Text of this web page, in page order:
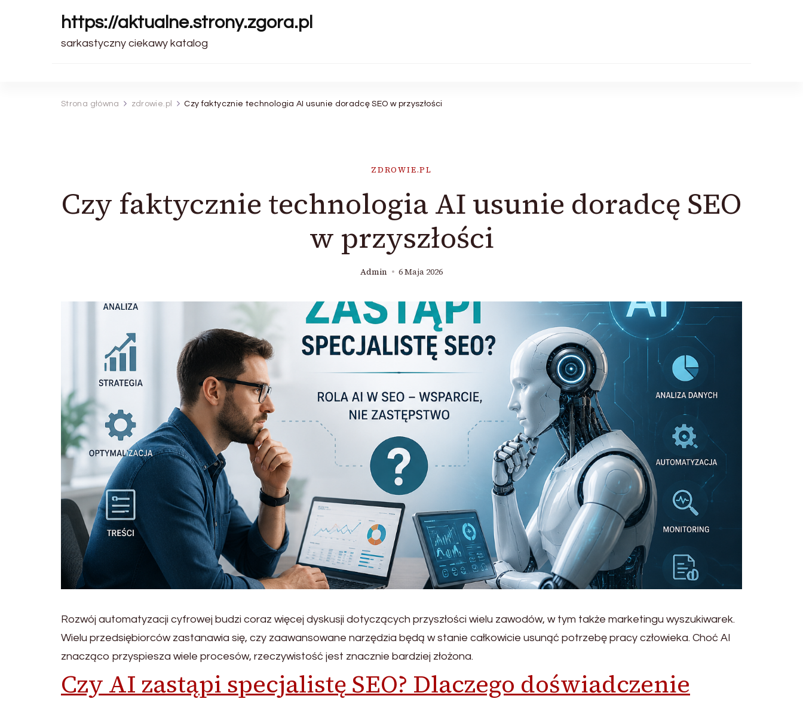
https://aktualne.strony.zgora.pl
sarkastyczny ciekawy katalog
Strona główna zdrowie.pl Czy faktycznie technologia AI usunie doradcę SEO w przyszłości
ZDROWIE.PL
Czy faktycznie technologia AI usunie doradcę SEO
w przyszłości
Admin 6 Maja 2026
Rozwój automatyzacji cyfrowej budzi coraz więcej dyskusji dotyczących przyszłości wielu zawodów, w tym także marketingu wyszukiwarek.
Wielu przedsiębiorców zastanawia się, czy zaawansowane narzędzia będą w stanie całkowicie usunąć potrzebę pracy człowieka. Choć AI
znacząco przyspiesza wiele procesów, rzeczywistość jest znacznie bardziej złożona.
Czy AI zastąpi specjalistę SEO? Dlaczego doświadczenie